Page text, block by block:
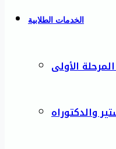
الخدمات الطلابية
الأولى
والدكتوراه